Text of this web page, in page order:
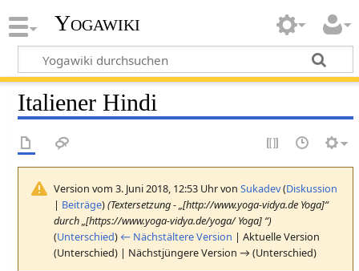
Yogawiki
Italiener Hindi
Version vom 3. Juni 2018, 12:53 Uhr vonSukadev(Diskussion
| Beiträge)(Textersetzung - „[http://www.yoga-vidya.de Yoga]“
durch „[https://www.yoga-vidya.de/yoga/ Yoga] “)
(Unterschied) ← Nächstältere Version | Aktuelle Version
(Unterschied) | Nächstjüngere Version → (Unterschied)